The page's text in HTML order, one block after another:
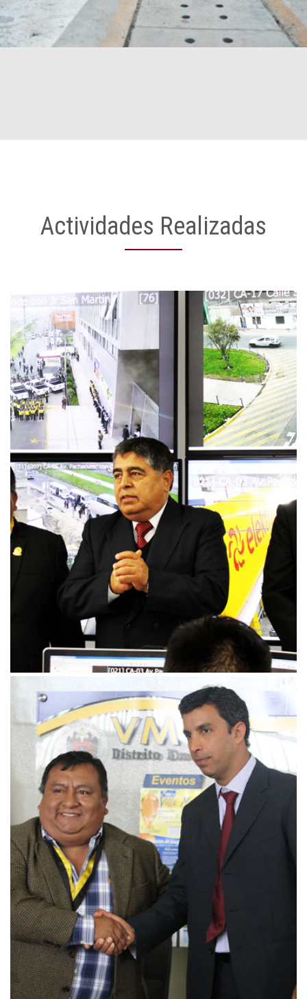
Actividades Realizadas
Central de monitoreo de Villa María del Triunfo inicia
operaciones con 34 cámaras de vigilancia
01/06/2016
Villa María del Triunfo inicia el proyecto de cámaras
de vigilancia